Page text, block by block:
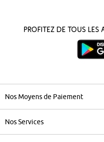
Profitez de tous les
Nos Moyens de Paiement
Nos Services